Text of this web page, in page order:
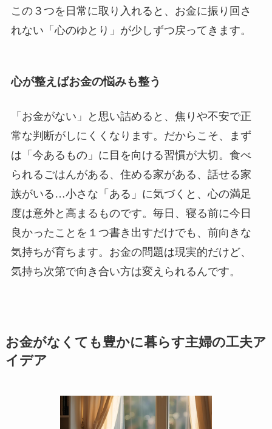
この３つを日常に取り入れると、お金に振り回さ
れない「心のゆとり」が少しずつ戻ってきます。
心が整えばお金の悩みも整う
「お金がない」と思い詰めると、焦りや不安で正
常な判断がしにくくなります。だからこそ、まず
は「今あるもの」に目を向ける習慣が大切。食べ
られるごはんがある、住める家がある、話せる家
族がいる…小さな「ある」に気づくと、心の満足
度は意外と高まるものです。毎日、寝る前に今日
良かったことを１つ書き出すだけでも、前向きな
気持ちが育ちます。お金の問題は現実的だけど、
気持ち次第で向き合い方は変えられるんです。
お金がなくても豊かに暮らす主婦の工夫ア
イデア